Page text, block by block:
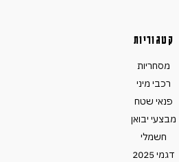
קטגוריות
מסחריות
רכבי מיני
פנאי שטח
מבצעי יבואן
חשמלי
דגמי 2025